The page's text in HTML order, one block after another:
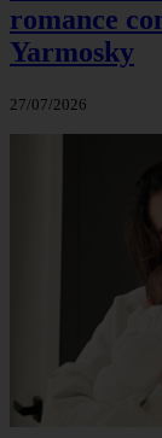
romance
Yarmosky
27/07/2026